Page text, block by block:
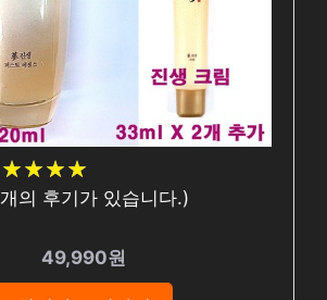
★★★★
★★★★
개의 후기가 있습니다.)
49,990원